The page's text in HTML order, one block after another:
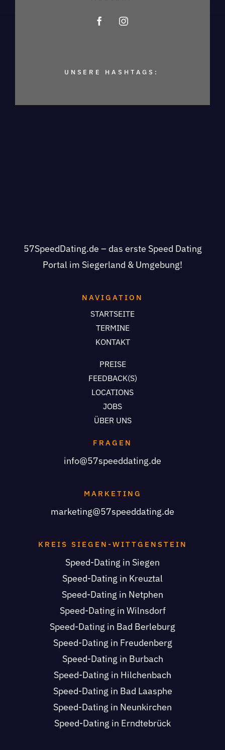
UNSERE HASHTAGS:
57SpeedDating.de – das erste Speed Dating
Portal im Siegerland & Umgebung!
NAVIGATION
STARTSEITE
TERMINE
KONTAKT
PREISE
FEEDBACK(S)
LOCATIONS
JOBS
ÜBER UNS
FRAGEN
info@57speeddating.de
MARKETING
marketing@57speeddating.de
KREIS SIEGEN-WITTGENSTEIN
Speed-Dating in Siegen
Speed-Dating in Kreuztal
Speed-Dating in Netphen
Speed-Dating in Wilnsdorf
Speed-Dating in Bad Berleburg
Speed-Dating in Freudenberg
Speed-Dating in Burbach
Speed-Dating in Hilchenbach
Speed-Dating in Bad Laasphe
Speed-Dating in Neunkirchen
Speed-Dating in Erndtebrück